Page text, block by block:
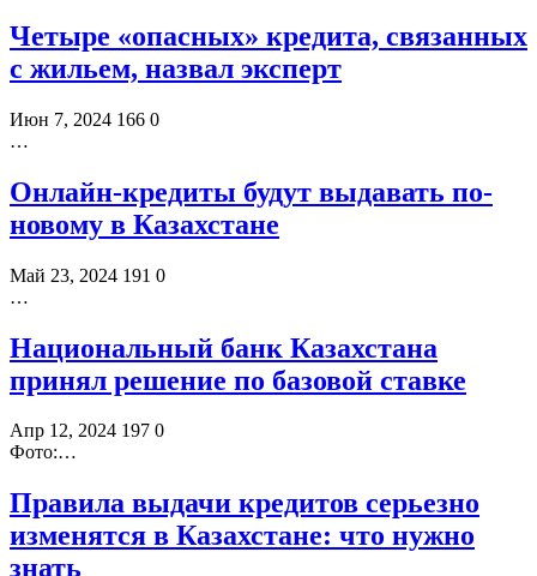
Четыре «опасных» кредита, связанных
с жильем, назвал эксперт
Июн 7, 2024 166 0
…
Онлайн-кредиты будут выдавать по-
новому в Казахстане
Май 23, 2024 191 0
…
Национальный банк Казахстана
принял решение по базовой ставке
Апр 12, 2024 197 0
Фото:…
Правила выдачи кредитов серьезно
изменятся в Казахстане: что нужно
знать